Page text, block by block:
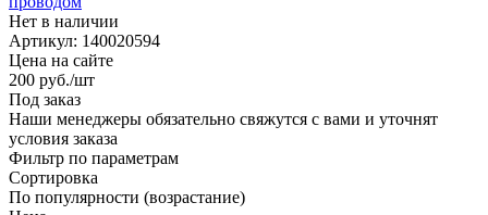
Нет в наличии
Артикул: 140020594
Цена на сайте
200 руб./шт
Под заказ
Наши менеджеры обязательно свяжутся с вами и уточнят
условия заказа
Фильтр по параметрам
Сортировка
По популярности (возрастание)